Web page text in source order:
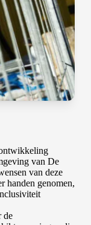
van De
van deze
handen genomen,
de